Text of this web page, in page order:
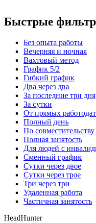
Быстрые
Без опыта работы
Вечерняя и ночная
Вахтовый метод
График 5/2
Гибкий график
Два через два
За последние три дня
За сутки
От прямых
Полный день
По совместительству
Полная занятость
Для людей с
Сменный график
Сутки через двое
Сутки через трое
Три через три
Удаленная работа
Частичная занятость
HeadHunter